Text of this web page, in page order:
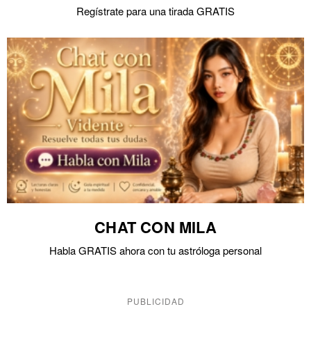
Regístrate para una tirada GRATIS
CHAT CON MILA
Habla GRATIS ahora con tu astróloga personal